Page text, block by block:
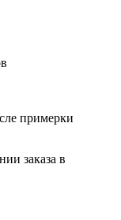
примерки
заказа в